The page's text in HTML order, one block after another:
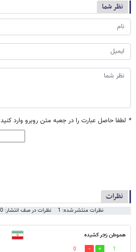
نظر شما
* لطفا حاصل عبارت را در جعبه متن روبرو وارد کنید
نظرات
نظرات منتشر شده: 1 نظرات در صف انتشار: 0
هموطن زجر کشیده
1
0